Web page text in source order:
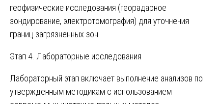
геофизические исследования (георадарное
зондирование, электротомография) для уточнения
границ загрязненных зон.
Этап 4. Лабораторные исследования
Лабораторный этап включает выполнение анализов по
утвержденным методикам с использованием